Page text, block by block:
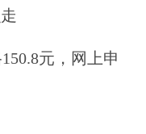
等公共基础设
同时，上个月
出了相同的表
元，网上申